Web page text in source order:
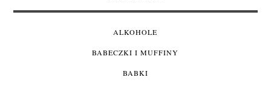
ALKOHOLE
BABECZKI I MUFFINY
BABKI